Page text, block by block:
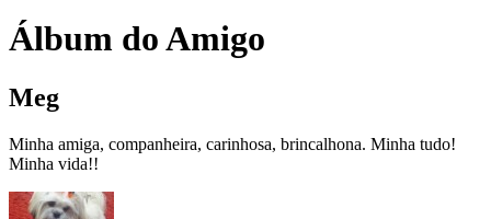
Álbum do Amigo
Meg
Minha amiga, companheira, carinhosa, brincalhona. Minha tudo!
Minha vida!!